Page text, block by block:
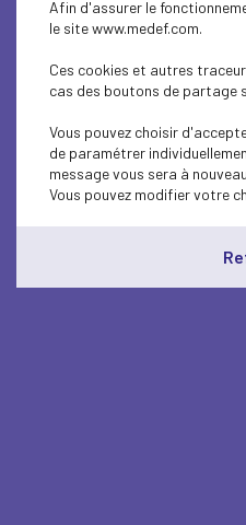
Afin d'assurer le
le site www.medef.com.
Ces cookies et autres
cas des boutons de partage
Vous pouvez choisir
de paramétrer
message vous sera à
Vous pouvez modifier votre